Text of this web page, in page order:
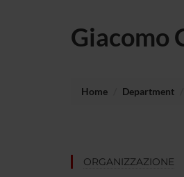
Giacomo
Home Department
ORGANIZZAZIONE